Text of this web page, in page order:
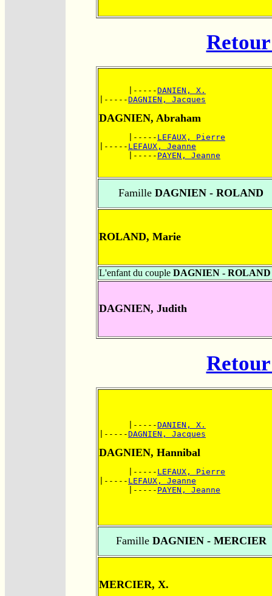
      |-----
DANIEN, X.
|-----DAGNIEN, Jacques
DAGNIEN, Abraham
      |-----
LEFAUX, Pierre
|----- LEFAUX, Jeanne
      |-----
PAYEN, Jeanne
Famille DAGNIEN - ROLAND
ROLAND, Marie
L'enfant du couple DAGNIEN - ROLAND
DAGNIEN, Judith
      |-----
DANIEN, X.
|-----DAGNIEN, Jacques
DAGNIEN, Hannibal
      |-----
LEFAUX, Pierre
|----- LEFAUX, Jeanne
      |-----
PAYEN, Jeanne
FamilleDAGNIEN - MERCIER
MERCIER, X.